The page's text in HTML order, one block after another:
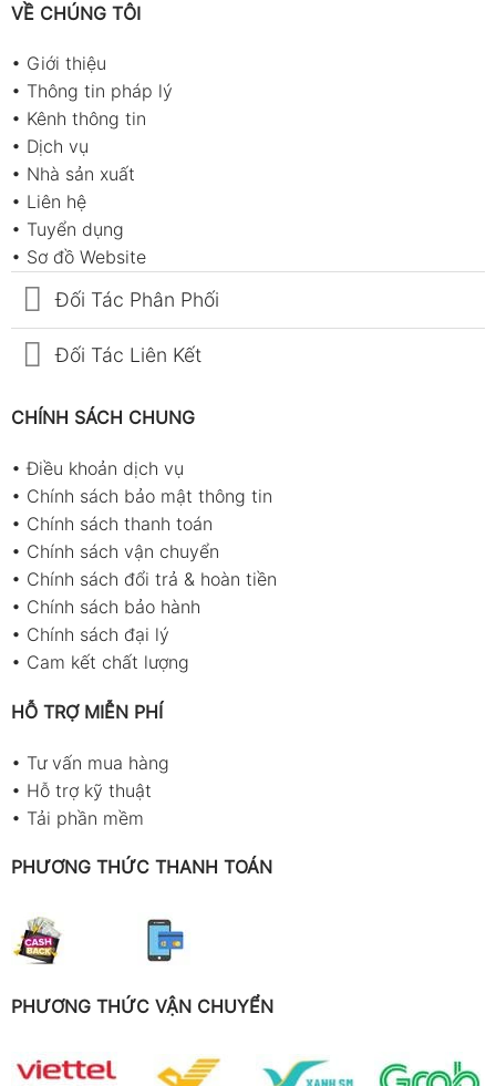
VỀ CHÚNG TÔI
• Giới thiệu
• Thông tin pháp lý
• Kênh thông tin
• Dịch vụ
• Nhà sản xuất
• Liên hệ
• Tuyển dụng
• Sơ đồ Website
Đối Tác Phân Phối
Đối Tác Liên Kết
CHÍNH SÁCH CHUNG
•Điều khoản dịch vụ
• Chính sách bảo mật thông tin
• Chính sách thanh toán
• Chính sách vận chuyển
• Chính sách đổi trả & hoàn tiền
• Chính sách bảo hành
• Chính sách đại lý
• Cam kết chất lượng
HỖ TRỢ MIỄN PHÍ
• Tư vấn mua hàng
• Hỗ trợ kỹ thuật
• Tải phần mềm
PHƯƠNG THỨC THANH TOÁN
PHƯƠNG THỨC VẬN CHUYỂN